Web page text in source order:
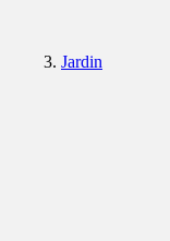
Jardin